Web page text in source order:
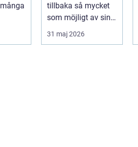
tillbaka så mycket
som möjligt av sin
funktion, energi och
trygghet...
31 maj 2026